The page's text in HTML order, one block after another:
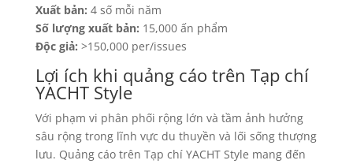
Xuất bản: 4 số mỗi năm
Số lượng xuất bản: 15,000 ấn phẩm
Độc giả: >150,000 per/issues
Lợi ích khi quảng cáo trên Tạp chí
YACHT Style
Với phạm vi phân phối rộng lớn và tầm ảnh hưởng
sâu rộng trong lĩnh vực du thuyền và lối sống thượng
lưu. Quảng cáo trên Tạp chí YACHT Style mang đến